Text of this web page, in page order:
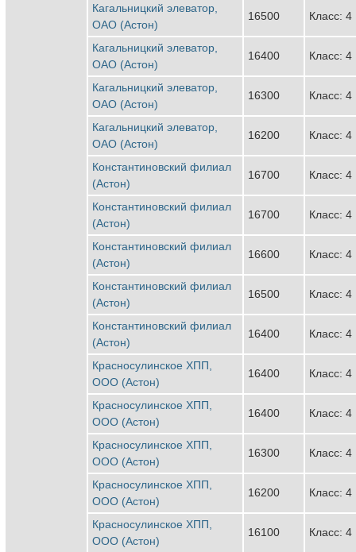
Кагальницкий элеватор,
ОАО (Астон)
16500 Класс: 4
Кагальницкий элеватор,
ОАО (Астон)
16400 Класс: 4
Кагальницкий элеватор,
ОАО (Астон)
16300 Класс: 4
Кагальницкий элеватор,
ОАО (Астон)
16200 Класс: 4
Константиновский филиал
(Астон)
16700 Класс: 4
Константиновский филиал
(Астон)
16700 Класс: 4
Константиновский филиал
(Астон)
16600 Класс: 4
Константиновский филиал
(Астон)
16500 Класс: 4
Константиновский филиал
(Астон)
16400 Класс: 4
Красносулинское ХПП,
ООО (Астон)
16400 Класс: 4
Красносулинское ХПП,
ООО (Астон)
16400 Класс: 4
Красносулинское ХПП,
ООО (Астон)
16300 Класс: 4
Красносулинское ХПП,
ООО (Астон)
16200 Класс: 4
Красносулинское ХПП,
ООО (Астон)
16100 Класс: 4